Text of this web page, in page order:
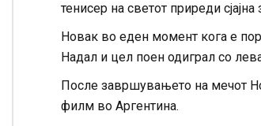
тенисер на светот приреди сјајна
Новак во еден момент кога е
Надал и цел поен одиграл со
После завршувањето на мечот
филм во Аргентина.